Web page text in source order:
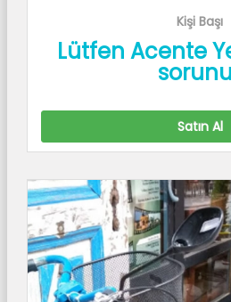
Kişi Başı
Lütfen Acente
Satın Al